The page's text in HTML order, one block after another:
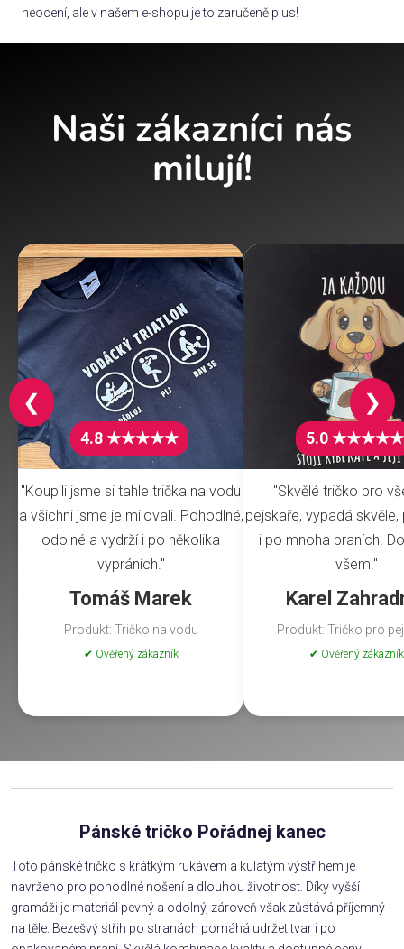
neocení, ale v našem e-shopu je to zaručeně plus!
Naši zákazníci nás
milují!
4.8 ★★★★★
"Koupili jsme si tahle trička na vodu
a všichni jsme je milovali. Pohodlné,
odolné a vydrží i po několika
vypráních."
Tomáš Marek
Produkt: Tričko na vodu
✔ Ověřený zákazník
5.0 ★★★★★
"Skvělé tričko pro
pejskaře, vypadá
i po mnoha praních.
všem!"
Karel
Produkt: Tričko pro
✔ Ověřený zákazník
❮ ❯
Pánské tričko Pořádnej kanec
Toto pánské tričko s krátkým rukávem a kulatým výstřihem je
navrženo pro pohodlné nošení a dlouhou životnost. Díky vyšší
gramáži je materiál pevný a odolný, zároveň však zůstává příjemný
na těle. Bezešvý střih po stranách pomáhá udržet tvar i po